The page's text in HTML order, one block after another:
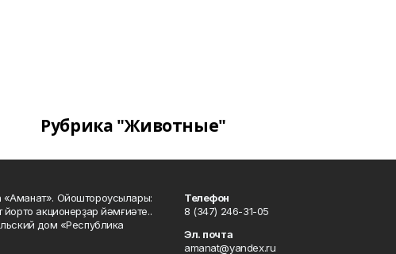
Рубрика "Животные"
«Аманат». Ойоштороусылары:
акционерҙар йәмғиәте..
дом «Республика
Телефон
8 (347) 246-31-05
Эл. почта
amanat@yandex.ru